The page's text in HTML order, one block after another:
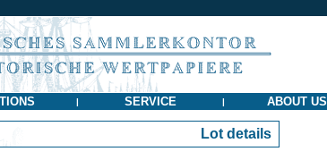
| SERVICE | ABOUT US
Lot details